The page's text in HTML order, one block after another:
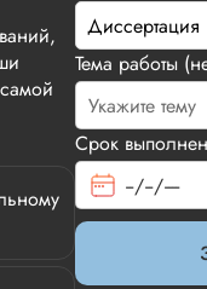
Диссертация
Тема работы
Срок